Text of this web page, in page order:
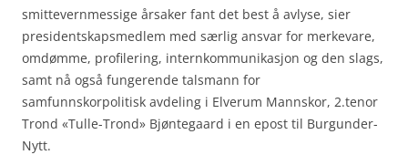
smittevernmessige årsaker fant det best å avlyse, sier
presidentskapsmedlem med særlig ansvar for merkevare,
omdømme, profilering, internkommunikasjon og den slags,
samt nå også fungerende talsmann for
samfunnskorpolitisk avdeling i Elverum Mannskor, 2.tenor
Trond «Tulle-Trond» Bjøntegaard i en epost til Burgunder-
Nytt.